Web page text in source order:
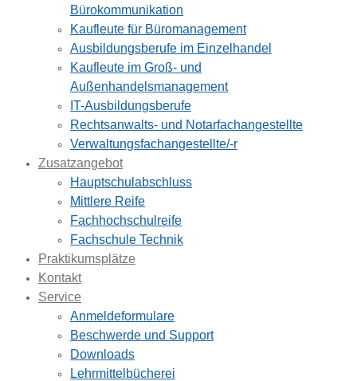
Bürokommunikation
Kaufleute für Büromanagement
Ausbildungsberufe im Einzelhandel
Kaufleute im Groß- und
Außenhandelsmanagement
IT-Ausbildungsberufe
Rechtsanwalts- und Notarfachangestellte
Verwaltungsfachangestellte/-r
Zusatzangebot
Hauptschulabschluss
Mittlere Reife
Fachhochschulreife
Fachschule Technik
Praktikumsplätze
Kontakt
Service
Anmeldeformulare
Beschwerde und Support
Downloads
Lehrmittelbücherei